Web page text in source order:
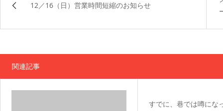
12／16（日）営業時間短縮のお知らせ
関連記事
すでに、巷では噂にな